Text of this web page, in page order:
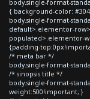
body.single-format-
{ background-color:
body.single-format-
default>.elementor-
populated>.elementor-
{padding-
/* meta bar */
body.single-format-
/* sinopsis title */
body.single-format-
weight:500!important; }